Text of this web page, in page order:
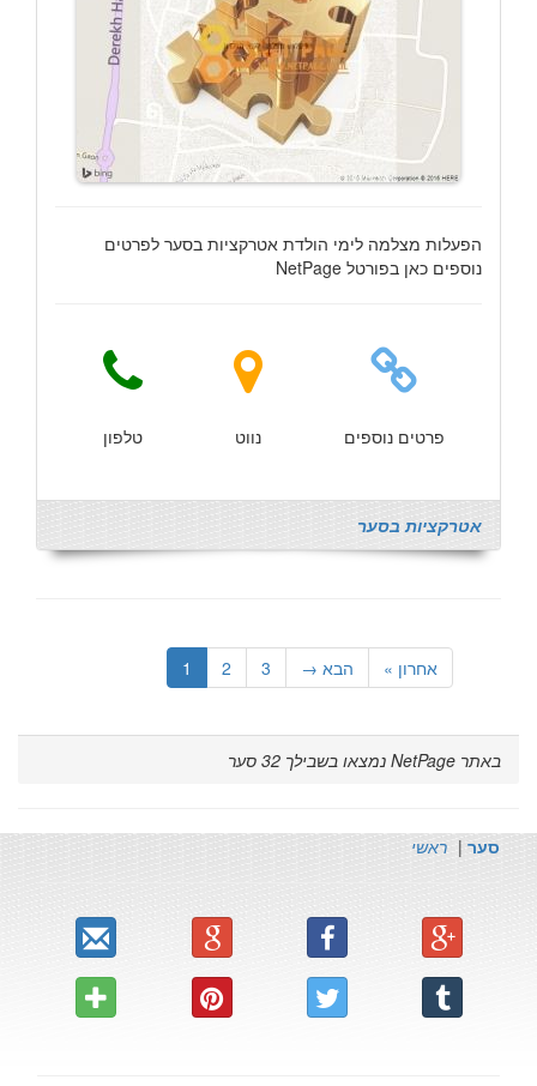
הפעלות מצלמה לימי הולדת אטרקציות בסער לפרטים
נוספים כאן בפורטל NetPage
פרטים נוספים נווט טלפון
אטרקציות בסער
1 2 3 הבא → אחרון »
באתר NetPage נמצאו בשבילך 32 סער
סער| ראשי